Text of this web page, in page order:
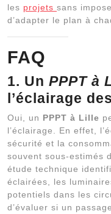
les projets sans
d’adapter le plan à
FAQ
1. Un PPPT à
l’éclairage
Oui, un PPPT à Lille
l’éclairage. En effet,
sécurité et la
souvent sous-estimés
étude technique
éclairées, les
potentiels dans les
d’évaluer si un